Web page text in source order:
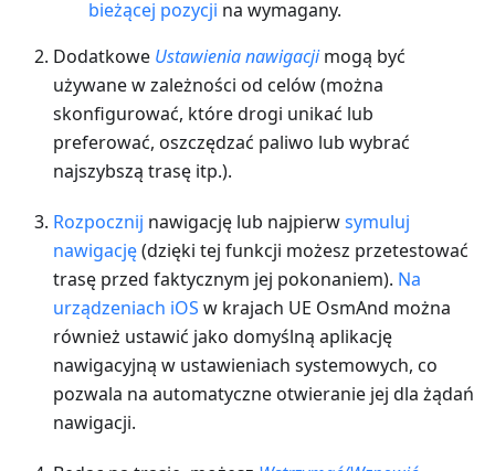
bieżącej pozycji na wymagany.
Dodatkowe Ustawienia nawigacjimogą być
używane w zależności od celów (można
skonfigurować, które drogi unikać lub
preferować, oszczędzać paliwo lub wybrać
najszybszą trasę itp.).
Rozpocznij nawigację lub najpierwsymuluj
nawigację(dzięki tej funkcji możesz przetestować
trasę przed faktycznym jej pokonaniem). Na
urządzeniach iOS w krajach UE OsmAnd można
również ustawić jako domyślną aplikację
nawigacyjną w ustawieniach systemowych, co
pozwala na automatyczne otwieranie jej dla żądań
nawigacji.